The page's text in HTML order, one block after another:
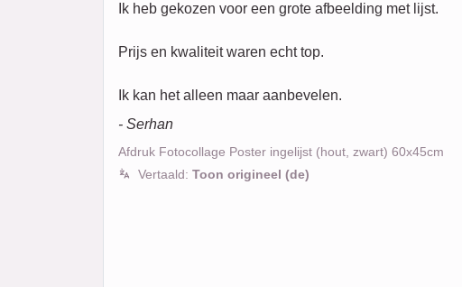
Ik heb gekozen voor een grote afbeelding met lijst.
Prijs en kwaliteit waren echt top.
Ik kan het alleen maar aanbevelen.
- Serhan
Afdruk Fotocollage Poster ingelijst (hout, zwart) 60x45cm
Vertaald: Toon origineel (de)